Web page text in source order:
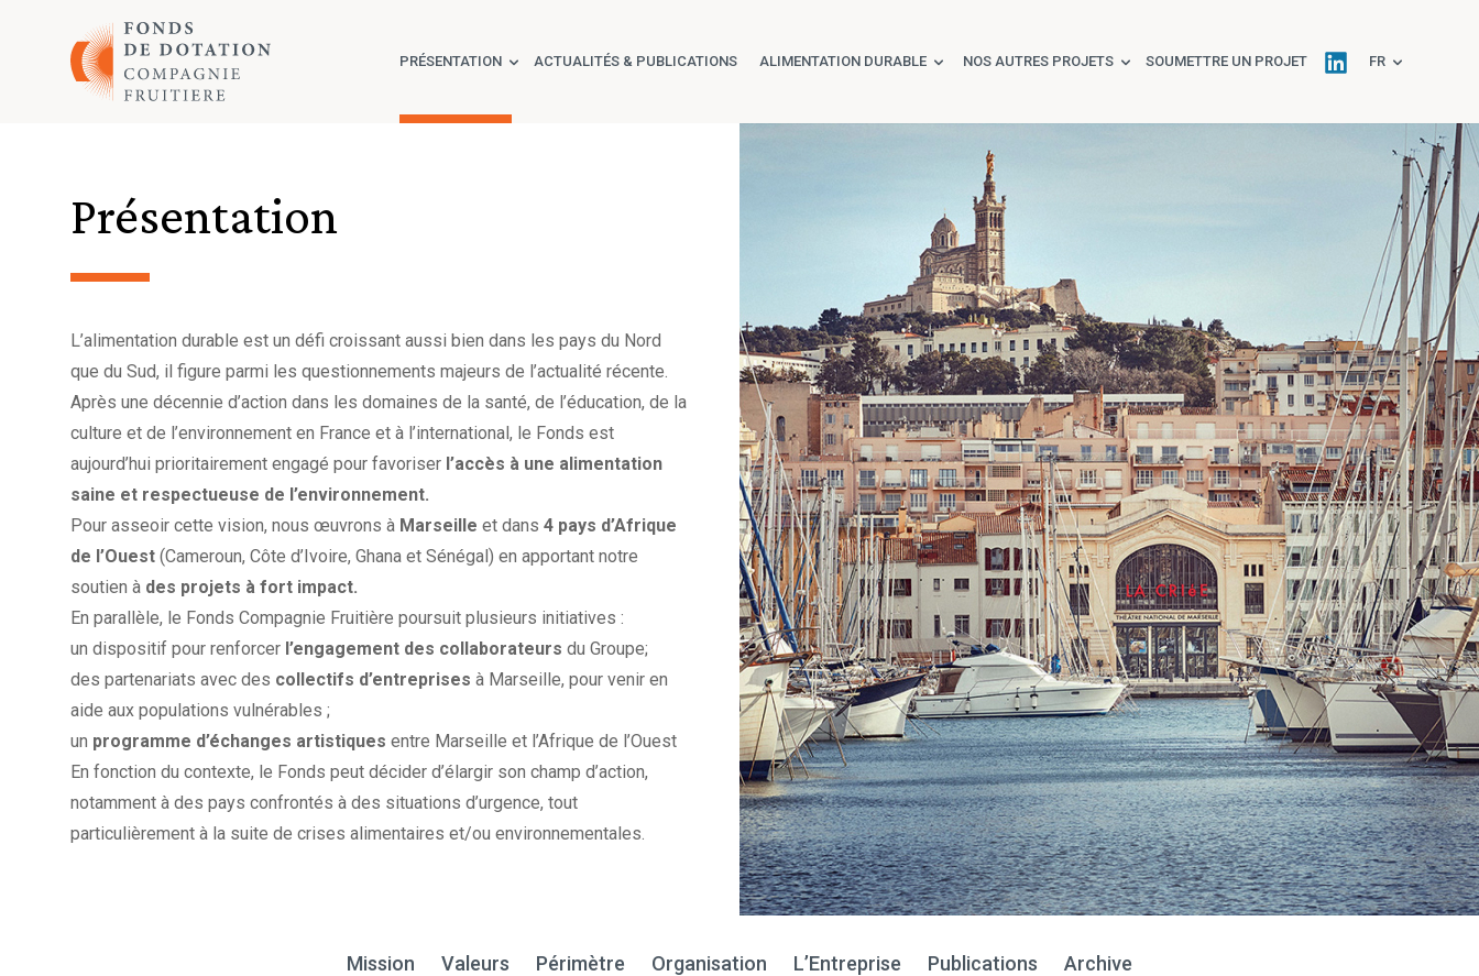
PRÉSENTATION ACTUALITÉS & PUBLICATIONS ALIMENTATION DURABLE NOS AUTRES PROJETS SOUMETTRE UN PROJET FR
Présentation
L’alimentation durable est un défi croissant aussi bien dans les pays du Nord
que du Sud, il figure parmi les questionnements majeurs de l’actualité récente.
Après une décennie d’action dans les domaines de la santé, de l’éducation, de la
culture et de l’environnement en France et à l’international, le Fonds est
aujourd’hui prioritairement engagé pour favoriser l’accès à une alimentation
saine et respectueuse de l’environnement.
Pour asseoir cette vision, nous œuvrons à Marseille et dans 4 pays d’Afrique
de l’Ouest (Cameroun, Côte d’Ivoire, Ghana et Sénégal) en apportant notre
soutien à des projets à fort impact.
En parallèle, le Fonds Compagnie Fruitière poursuit plusieurs initiatives :
un dispositif pour renforcer l’engagement des collaborateurs du Groupe;
des partenariats avec des collectifs d’entreprises à Marseille, pour venir en
aide aux populations vulnérables ;
un programme d’échanges artistiques entre Marseille et l’Afrique de l’Ouest
En fonction du contexte, le Fonds peut décider d’élargir son champ d’action,
notamment à des pays confrontés à des situations d’urgence, tout
particulièrement à la suite de crises alimentaires et/ou environnementales.
Mission Valeurs Périmètre Organisation L’Entreprise Publications Archive